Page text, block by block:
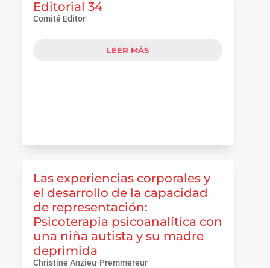
Editorial 34
Comité Editor
LEER MÁS
Las experiencias corporales y
el desarrollo de la capacidad
de representación:
Psicoterapia psicoanalítica con
una niña autista y su madre
deprimida
Christine Anzieu-Premmereur